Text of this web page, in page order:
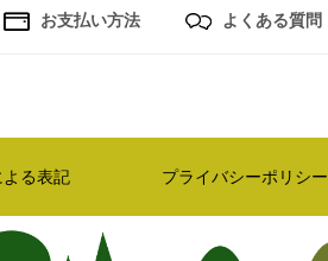
お支払い方法 よくある質問
る表記 プライバシーポリシー